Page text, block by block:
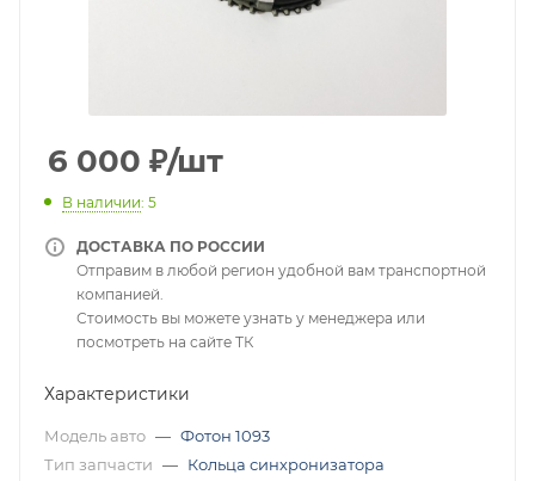
6 000 ₽/шт
В наличии: 5
ДОСТАВКА ПО РОССИИ
Отправим в любой регион удобной вам транспортной
компанией.
Стоимость вы можете узнать у менеджера или
посмотреть на сайте ТК
Характеристики
Модель авто — Фотон 1093
Тип запчасти — Кольца синхронизатора